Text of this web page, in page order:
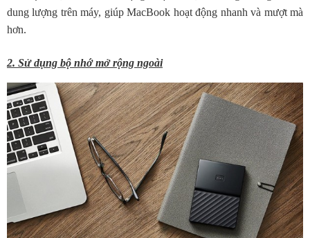
dung lượng trên máy, giúp MacBook hoạt động nhanh và mượt mà
hơn.
2. Sử dụng bộ nhớ mở rộng ngoài